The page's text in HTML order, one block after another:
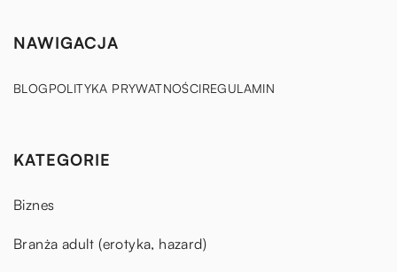
NAWIGACJA
BLOGPOLITYKA PRYWATNOŚCIREGULAMIN
KATEGORIE
Biznes
Branża adult (erotyka, hazard)